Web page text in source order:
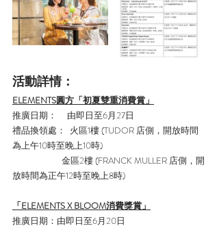
活動詳情：
ELEMENTS圓方「初夏雙重消費賞」
推廣日期：     由即日至6月27日
禮品換領處：  火區1樓 (TUDOR 店側，開放時間
為上午10時至晚上10時)
放時間為正午12時至晚上8時)
「ELEMENTS X BLOOM消費獎賞」
推廣日期：由即日至6月20日